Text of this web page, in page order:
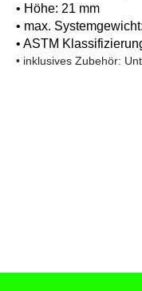
• Höhe: 21 mm
• max.
• ASTM
• inklusives Zubehör: